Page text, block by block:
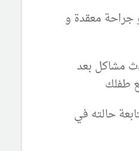
جراحة معقدة و
مشاكل بعد
طفلك
حالته في